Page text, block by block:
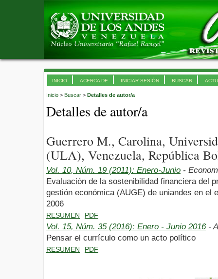
INICIO ACERCA DE INICIAR SESIÓN BUSCAR
Inicio > Buscar > Detalles de autor/a
Detalles de autor/a
Guerrero M., Carolina,
(ULA), Venezuela, República
Vol. 10, Núm. 19 (2011): Enero-Junio -
Evaluación de la sostenibilidad financiera del
gestión económica (AUGE) de uniandes en el
2006
RESUMEN PDF
Vol. 15, Núm. 35 (2016): Enero - Junio 2016-
Pensar el currículo como un acto político
RESUMEN PDF